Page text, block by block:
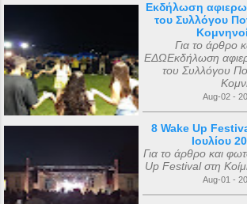
Εκδήλωση
του Συλλόγου
Για το άρθρο
ΕΔΩΕκδήλωση
του Συλλόγου
Aug-02 -
8 Wake Up
Ιουλίου
Για το άρθρο και
Up Festival στη
Aug-01 -